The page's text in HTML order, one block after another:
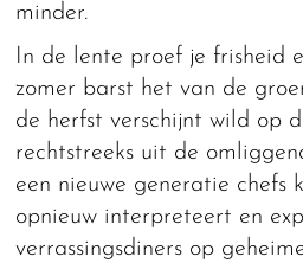
minder.
In de lente proef je frisheid
zomer barst het van de
de herfst verschijnt wild op
rechtstreeks uit de
een nieuwe generatie chefs
opnieuw interpreteert en
verrassingsdiners op